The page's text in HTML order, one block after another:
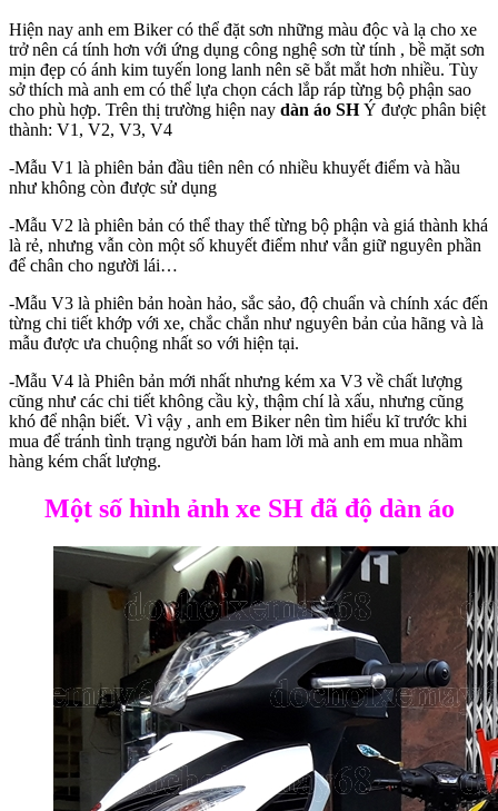
Hiện nay anh em Biker có thể đặt sơn những màu độc và lạ cho xe
trở nên cá tính hơn với ứng dụng công nghệ sơn từ tính , bề mặt sơn
mịn đẹp có ánh kim tuyến long lanh nên sẽ bắt mắt hơn nhiều. Tùy
sở thích mà anh em có thể lựa chọn cách lắp ráp từng bộ phận sao
cho phù hợp. Trên thị trường hiện nay dàn áo SHÝ được phân biệt
thành: V1, V2, V3, V4
-Mẫu V1 là phiên bản đầu tiên nên có nhiều khuyết điểm và hầu
như không còn được sử dụng
-Mẫu V2 là phiên bản có thể thay thế từng bộ phận và giá thành khá
là rẻ, nhưng vẫn còn một số khuyết điểm như vẫn giữ nguyên phần
để chân cho người lái…
-Mẫu V3 là phiên bản hoàn hảo, sắc sảo, độ chuẩn và chính xác đến
từng chi tiết khớp với xe, chắc chắn như nguyên bản của hãng và là
mẫu được ưa chuộng nhất so với hiện tại.
-Mẫu V4 là Phiên bản mới nhất nhưng kém xa V3 về chất lượng
cũng như các chi tiết không cầu kỳ, thậm chí là xấu, nhưng cũng
khó để nhận biết. Vì vậy , anh em Biker nên tìm hiểu kĩ trước khi
mua để tránh tình trạng người bán ham lời mà anh em mua nhầm
hàng kém chất lượng.
Một số hình ảnh xe SH đã độ dàn áo